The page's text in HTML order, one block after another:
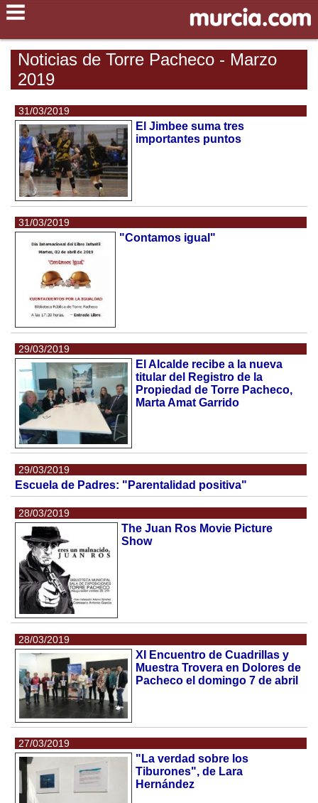
Noticias de Torre Pacheco - Marzo
2019
31/03/2019
El Jimbee suma tres
importantes puntos
31/03/2019
"Contamos igual"
29/03/2019
El Alcalde recibe a la nueva
titular del Registro de la
Propiedad de Torre Pacheco,
Marta Amat Garrido
29/03/2019
Escuela de Padres: "Parentalidad positiva"
28/03/2019
The Juan Ros Movie Picture
Show
28/03/2019
XI Encuentro de Cuadrillas y
Muestra Trovera en Dolores de
Pacheco el domingo 7 de abril
27/03/2019
"La verdad sobre los
Tiburones", de Lara
Hernández